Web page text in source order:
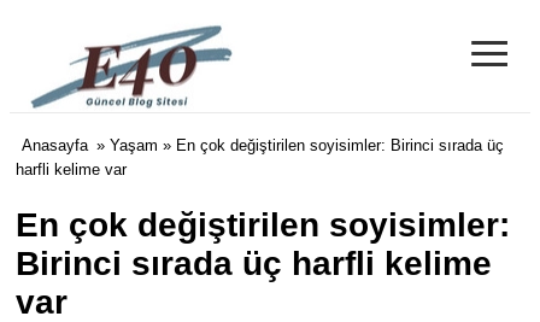
e40 Blog
≡
Anasayfa » Yaşam » En çok değiştirilen soyisimler: Birinci sırada üç
harfli kelime var
En çok değiştirilen soyisimler:
Birinci sırada üç harfli kelime
var